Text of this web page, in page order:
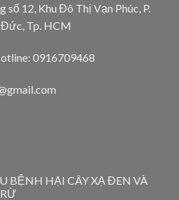
số 12, Khu Đô Thị Vạn Phúc, P.
Tp. HCM
0916709468
BỆNH HẠI CÂY XẠ ĐEN VÀ